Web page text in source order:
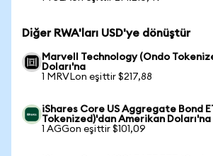
Diğer RWA'ları USD'ye dönüştür
Marvell Technology (Ondo
Doları'na
1 MRVLon eşittir $217,88
iShares Core US Aggregate Bond
Tokenized)'dan Amerikan Doları'na
1 AGGon eşittir $101,09